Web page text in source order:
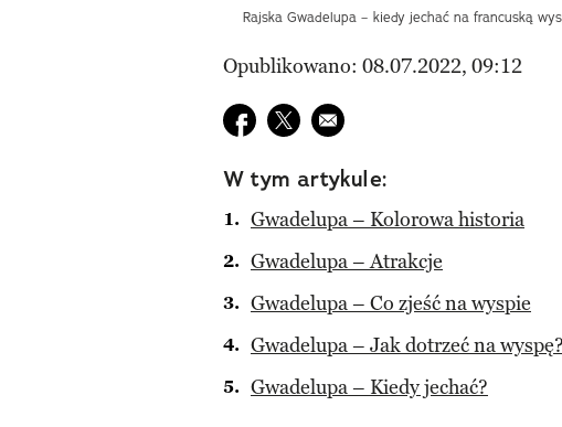
Rajska Gwadelupa – kiedy jechać na francuską
Opublikowano: 08.07.2022, 09:12
Udostępnij na facebook
Udostępnij na twitter
E-mail do przyjaciela
W tym artykule:
Gwadelupa – Kolorowa historia
Gwadelupa – Atrakcje
Gwadelupa – Co zjeść na wyspie
Gwadelupa – Jak dotrzeć na wyspę?
Gwadelupa – Kiedy jechać?